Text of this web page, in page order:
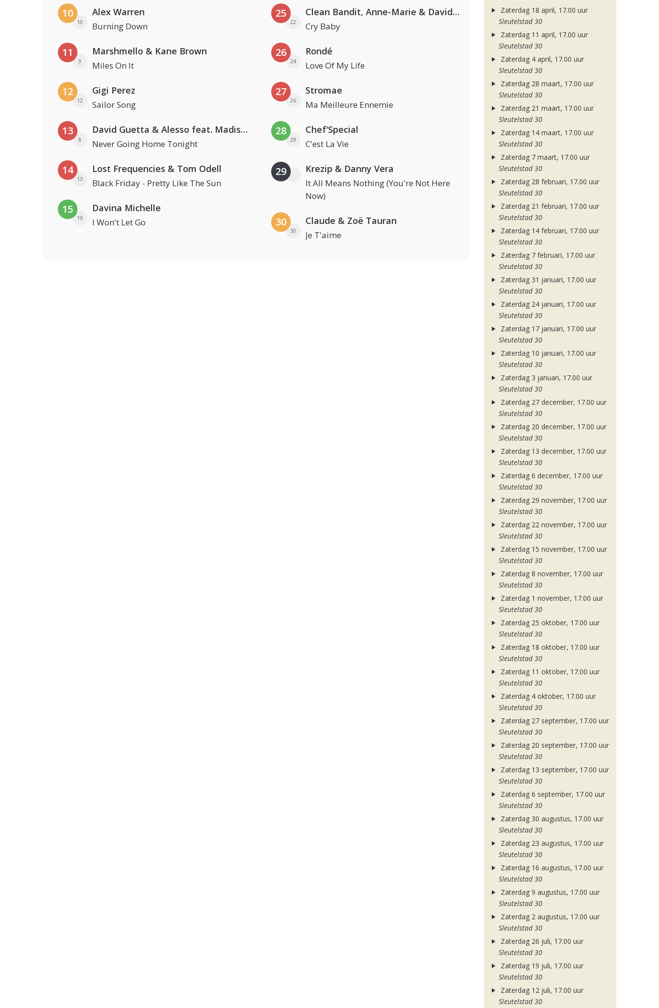
10
10
Alex Warren
Burning Down
11
9
Marshmello & Kane Brown
Miles On It
12
12
Gigi Perez
Sailor Song
13
8
David Guetta & Alesso feat. Madison Love
Never Going Home Tonight
14
13
Lost Frequencies & Tom Odell
Black Friday - Pretty Like The Sun
15
19
Davina Michelle
I Won't Let Go
25
22
Clean Bandit, Anne-Marie & David Guetta
Cry Baby
26
24
Rondé
Love Of My Life
27
26
Stromae
Ma Meilleure Ennemie
28
29
Chef'Special
C'est La Vie
29 Krezip & Danny Vera
It All Means Nothing (You're Not Here
Now)
30
30
Claude & Zoë Tauran
Je T'aime
Zaterdag 18 april, 17.00 uur
Sleutelstad 30
Zaterdag 11 april, 17.00 uur
Sleutelstad 30
Zaterdag 4 april, 17.00 uur
Sleutelstad 30
Zaterdag 28 maart, 17.00 uur
Sleutelstad 30
Zaterdag 21 maart, 17.00 uur
Sleutelstad 30
Zaterdag 14 maart, 17.00 uur
Sleutelstad 30
Zaterdag 7 maart, 17.00 uur
Sleutelstad 30
Zaterdag 28 februari, 17.00 uur
Sleutelstad 30
Zaterdag 21 februari, 17.00 uur
Sleutelstad 30
Zaterdag 14 februari, 17.00 uur
Sleutelstad 30
Zaterdag 7 februari, 17.00 uur
Sleutelstad 30
Zaterdag 31 januari, 17.00 uur
Sleutelstad 30
Zaterdag 24 januari, 17.00 uur
Sleutelstad 30
Zaterdag 17 januari, 17.00 uur
Sleutelstad 30
Zaterdag 10 januari, 17.00 uur
Sleutelstad 30
Zaterdag 3 januari, 17.00 uur
Sleutelstad 30
Zaterdag 27 december, 17.00 uur
Sleutelstad 30
Zaterdag 20 december, 17.00 uur
Sleutelstad 30
Zaterdag 13 december, 17.00 uur
Sleutelstad 30
Zaterdag 6 december, 17.00 uur
Sleutelstad 30
Zaterdag 29 november, 17.00 uur
Sleutelstad 30
Zaterdag 22 november, 17.00 uur
Sleutelstad 30
Zaterdag 15 november, 17.00 uur
Sleutelstad 30
Zaterdag 8 november, 17.00 uur
Sleutelstad 30
Zaterdag 1 november, 17.00 uur
Sleutelstad 30
Zaterdag 25 oktober, 17.00 uur
Sleutelstad 30
Zaterdag 18 oktober, 17.00 uur
Sleutelstad 30
Zaterdag 11 oktober, 17.00 uur
Sleutelstad 30
Zaterdag 4 oktober, 17.00 uur
Sleutelstad 30
Zaterdag 27 september, 17.00 uur
Sleutelstad 30
Zaterdag 20 september, 17.00 uur
Sleutelstad 30
Zaterdag 13 september, 17.00 uur
Sleutelstad 30
Zaterdag 6 september, 17.00 uur
Sleutelstad 30
Zaterdag 30 augustus, 17.00 uur
Sleutelstad 30
Zaterdag 23 augustus, 17.00 uur
Sleutelstad 30
Zaterdag 16 augustus, 17.00 uur
Sleutelstad 30
Zaterdag 9 augustus, 17.00 uur
Sleutelstad 30
Zaterdag 2 augustus, 17.00 uur
Sleutelstad 30
Zaterdag 26 juli, 17.00 uur
Sleutelstad 30
Zaterdag 19 juli, 17.00 uur
Sleutelstad 30
Zaterdag 12 juli, 17.00 uur
Sleutelstad 30